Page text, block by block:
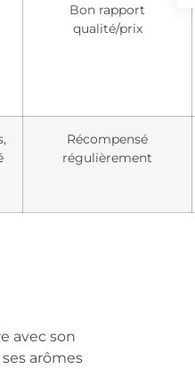
Bon rapport
qualité/prix
Récompensé
régulièrement
avec son
arômes